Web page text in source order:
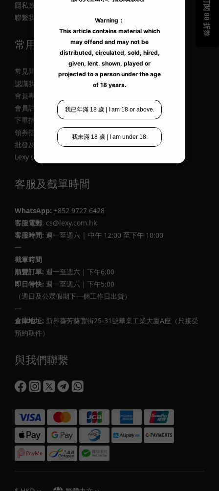
隱私政策
聯繫我們
常用資訊
常見問題
認識我們
會員專區
會員註冊指南
下單指南
領券指南
批發及媒體合作
Lexy Care +
客服及截單時間
WhatsApp: +852 9727 6428
客服電郵: cs@lexy.com.hk
客服時間: 週一至週六 | 中午 12:00 至下午 10:00
—
截單時間
順豐訂單: 週一至週六｜下午6:00
即日特快: 週一至週六｜下午5:00
（週日及公眾假期下一個工作日出貨）
—
倉庫地址: 新界葵芳葵豐街25-31號華業工業大廈A座（只接受
預約取件）
與我們聯繫